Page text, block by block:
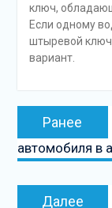
ключ,
Если одному
штыревой
вариант.
Навигация
записям
Ранее
автомобиля в
Далее